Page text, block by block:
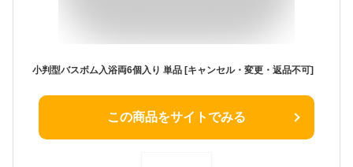
小判型バスボム入浴両6個入り 単品 [キャンセル・変更・返品不可]
この商品をサイトでみる